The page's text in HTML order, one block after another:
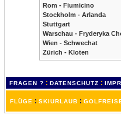
Rom - Fiumicino
Stockholm - Arlanda
Stuttgart
Warschau - Fryderyka
Wien - Schwechat
Zürich - Kloten
FRAGEN ? : DATENSCHUTZ :
FLÜGE : SKIURLAUB :